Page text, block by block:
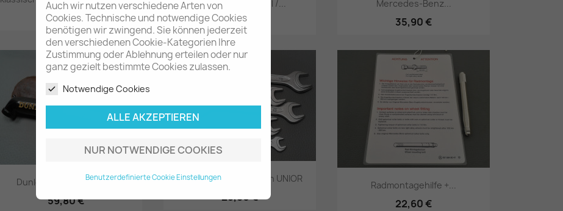
Auch wir nutzen verschiedene Arten von
Cookies. Technische und notwendige Cookies
benötigen wir zwingend. Sie können jederzeit
den verschiedenen Cookie-Kategorien Ihre
Zustimmung oder Ablehnung erteilen oder nur
ganz gezielt bestimmte Cookies zulassen.
Notwendige Cookies
ALLE AKZEPTIEREN
NUR NOTWENDIGE COOKIES
Benutzerdefinierte Cookie Einstellungen
Vorschau
14,80 €
Vorschau
2-tlg. Radschlüssel /...
35,80 €
Mercedes-Benz...
35,90 €
Dunlop Luftdruckprüfer
59,80 €
Satz Maulschlüssel von UNIOR
29,80 €
Radmontagehilfe +...
22,60 €